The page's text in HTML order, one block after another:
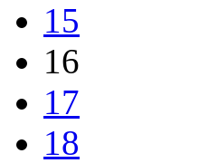
15
16
17
18